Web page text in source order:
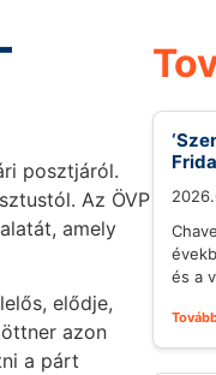
posztjáról.
Az ÖVP
amely
elődje,
azon
a párt
és a